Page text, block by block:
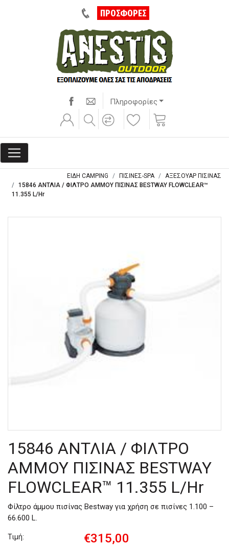
ΠΡΟΣΦΟΡΕΣ
Πληροφορίες
ΕΙΔΗ CAMPING ΠΙΣΙΝΕΣ-SPA
ΑΞΕΣΟΥΑΡ ΠΙΣΙΝΑΣ
15846 ΑΝΤΛΙΑ / ΦΙΛΤΡΟ ΑΜΜΟΥ ΠΙΣΙΝΑΣ BESTWAY FLOWCLEAR™
11.355 L/Hr
15846 ΑΝΤΛΙΑ / ΦΙΛΤΡΟ
ΑΜΜΟΥ ΠΙΣΙΝΑΣ BESTWAY
FLOWCLEAR™ 11.355 L/Hr
Φίλτρο άμμου πισίνας Bestway για χρήση σε πισίνες 1.100 –
66.600 L.
Τιμή: €315,00